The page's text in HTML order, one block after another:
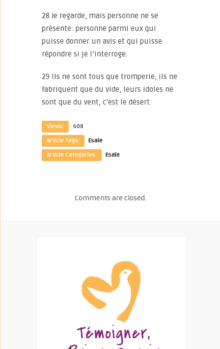
28 Je regarde, mais personne ne se
présente: personne parmi eux qui
puisse donner un avis et qui puisse
répondre si je l’interroge.
29 Ils ne sont tous que tromperie, ils ne
fabriquent que du vide, leurs idoles ne
sont que du vent, c’est le désert.
Views:
408
Article Tags:
Esaïe
Article Categories:
Esaïe
Comments are closed.